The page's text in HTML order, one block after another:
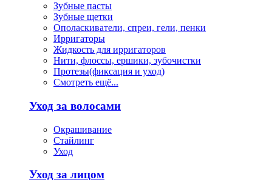
Зубные пасты
Зубные щетки
Ополаскиватели, спреи, гели, пенки
Ирригаторы
Жидкость для ирригаторов
Нити, флоссы, ершики, зубочистки
Протезы(фиксация и уход)
Смотреть ещё...
Уход за волосами
Окрашивание
Стайлинг
Уход
Уход за лицом